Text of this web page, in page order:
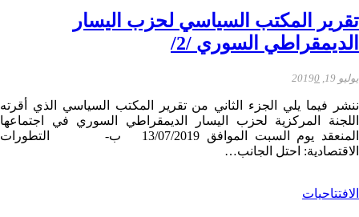
تقرير المكتب السياسي لحزب اليسار
الديمقراطي السوري /2/
يوليو 19, 2019 0
ننشر فيما يلي الجزء الثاني من تقرير المكتب السياسي الذي أقرته
اللجنة المركزية لحزب اليسار الديمقراطي السوري في اجتماعها
المنعقد يوم السبت الموافق 13/07/2019 ب‌- التطورات
الاقتصادية: احتل الجانب…
الافتتاحيات